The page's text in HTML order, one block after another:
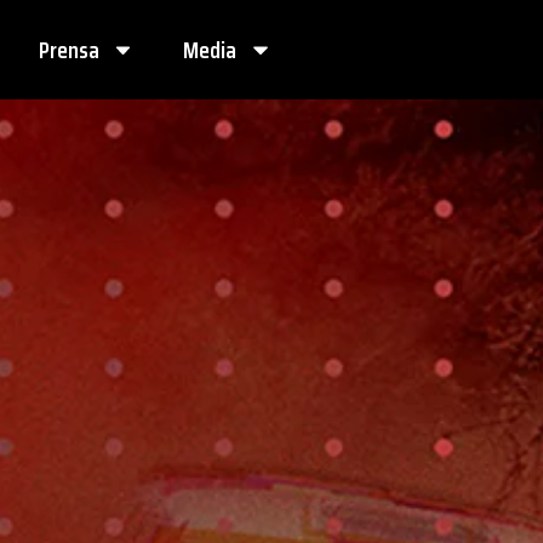
Prensa Media